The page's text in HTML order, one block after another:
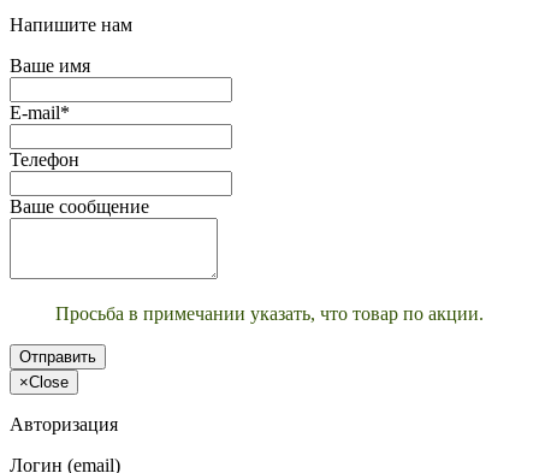
Напишите нам
Ваше имя
E-mail*
Телефон
Ваше сообщение
Просьба в примечании указать, что товар по акции.
Отправить
×Close
Авторизация
Логин (email)